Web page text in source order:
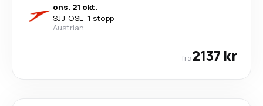
ons. 21 okt.
SJJ-OSL· 1 stopp
Austrian
fra2137 kr